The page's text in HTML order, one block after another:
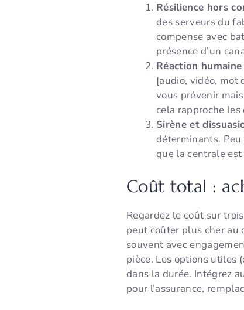
Résilience hors
des serveurs du
compense avec
présence d’un
Réaction humaine
[audio, vidéo, mot
vous prévenir
cela rapproche les
Sirène et
déterminants.
que la centrale
Coût total :
Regardez le coût sur
peut coûter plus cher
souvent avec
pièce. Les options utiles
dans la durée. Intégrez
pour l’assurance,